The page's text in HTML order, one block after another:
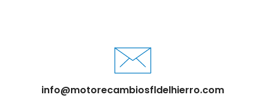
info@motorecambiosfldelhierro.com